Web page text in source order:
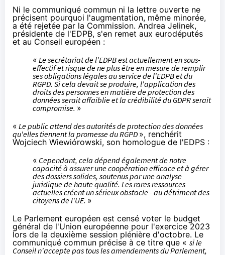
Ni le communiqué commun ni la lettre ouverte ne
précisent pourquoi l'augmentation, même minorée,
a été rejetée par la Commission. Andrea Jelinek,
présidente de l'EDPB, s'en remet aux eurodéputés
et au Conseil européen :
« Le secrétariat de l'EDPB est actuellement en sous-
effectif et risque de ne plus être en mesure de remplir
ses obligations légales au service de l'EDPB et du
RGPD. Si cela devait se produire, l'application des
droits des personnes en matière de protection des
données serait affaiblie et la crédibilité du GDPR serait
compromise. »
« Le public attend des autorités de protection des données
qu'elles tiennent la promesse du RGPD », renchérit
Wojciech Wiewiórowski, son homologue de l'EDPS :
« Cependant, cela dépend également de notre
capacité à assurer une coopération efficace et à gérer
des dossiers solides, soutenus par une analyse
juridique de haute qualité. Les rares ressources
actuelles créent un sérieux obstacle - au détriment des
citoyens de l'UE. »
Le Parlement européen est censé voter le budget
général de l'Union européenne pour l'exercice 2023
lors de la deuxième session plénière d'octobre. Le
communiqué commun précise à ce titre que « si le
Conseil n'accepte pas tous les amendements du Parlement,